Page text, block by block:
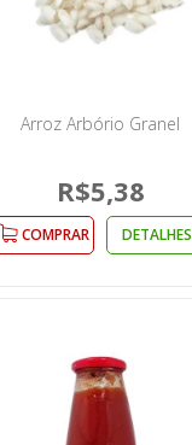
Arroz Arbório Granel
R$5,38
COMPRAR DETALHES